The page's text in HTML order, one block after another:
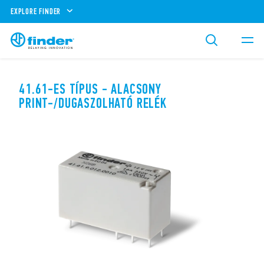
EXPLORE FINDER
41.61-ES TÍPUS - ALACSONY
PRINT-/DUGASZOLHATÓ RELÉK